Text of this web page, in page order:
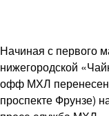
Начиная с первого
нижегородской
офф МХЛ
проспекте Фрунзе)